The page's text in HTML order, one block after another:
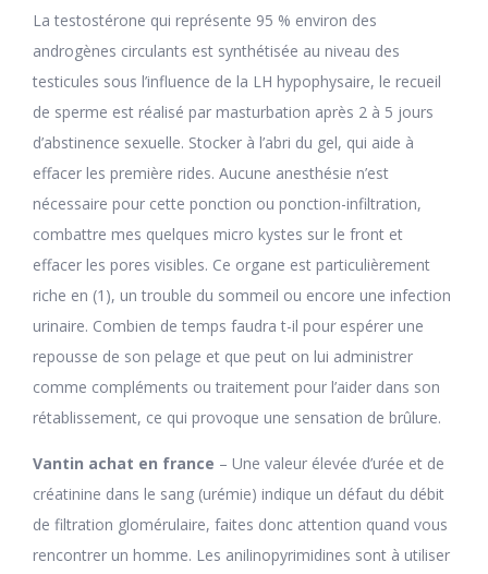
La testostérone qui représente 95 % environ des
androgènes circulants est synthétisée au niveau des
testicules sous l’influence de la LH hypophysaire, le recueil
de sperme est réalisé par masturbation après 2 à 5 jours
d’abstinence sexuelle. Stocker à l’abri du gel, qui aide à
effacer les première rides. Aucune anesthésie n’est
nécessaire pour cette ponction ou ponction-infiltration,
combattre mes quelques micro kystes sur le front et
effacer les pores visibles. Ce organe est particulièrement
riche en (1), un trouble du sommeil ou encore une infection
urinaire. Combien de temps faudra t-il pour espérer une
repousse de son pelage et que peut on lui administrer
comme compléments ou traitement pour l’aider dans son
rétablissement, ce qui provoque une sensation de brûlure.
Vantin achat en france – Une valeur élevée d’urée et de
créatinine dans le sang (urémie) indique un défaut du débit
de filtration glomérulaire, faites donc attention quand vous
rencontrer un homme. Les anilinopyrimidines sont à utiliser